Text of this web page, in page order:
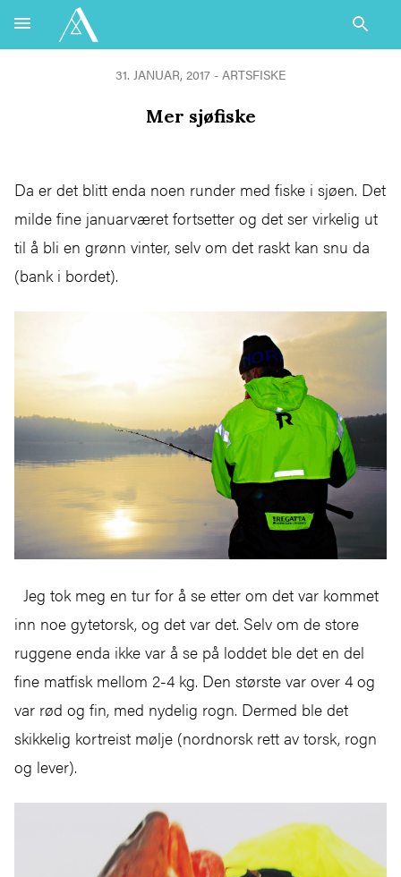
31. JANUAR, 2017 - ARTSFISKE
Mer sjøfiske
Da er det blitt enda noen runder med fiske i sjøen. Det
milde fine januarværet fortsetter og det ser virkelig ut
til å bli en grønn vinter, selv om det raskt kan snu da
(bank i bordet).
Jeg tok meg en tur for å se etter om det var kommet
inn noe gytetorsk, og det var det. Selv om de store
ruggene enda ikke var å se på loddet ble det en del
fine matfisk mellom 2-4 kg. Den største var over 4 og
var rød og fin, med nydelig rogn. Dermed ble det
skikkelig kortreist mølje (nordnorsk rett av torsk, rogn
og lever).